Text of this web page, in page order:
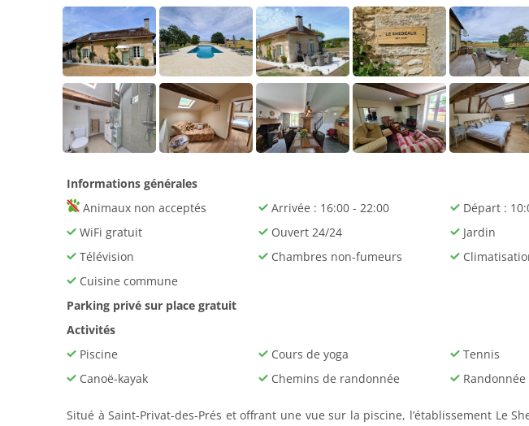
Informations générales
Animaux non acceptés
Arrivée : 16:00 - 22:00 Départ :
WiFi gratuit
Ouvert 24/24 Jardin
Télévision
Chambres non-fumeurs
Cuisine commune
Parking privé sur place gratuit
Activités
Piscine
Cours de yoga Tennis
Canoë-kayak
Chemins de randonnée Randonnée
Situé à Saint-Privat-des-Prés et offrant une vue sur la piscine, l’établissement Le